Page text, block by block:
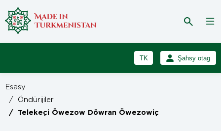
TK
RU
Şahsy otag
Esasy
/
Öndürijiler
/ Telekeçi Öwezow Döwran Öwezowiç